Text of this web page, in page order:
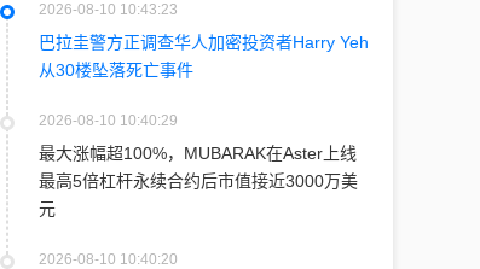
2026-08-10 10:43:23
巴拉圭警方正调查华人加密投资者Harry Yeh
从30楼坠落死亡事件
2026-08-10 10:40:29
最大涨幅超100%，MUBARAK在Aster上线
最高5倍杠杆永续合约后市值接近3000万美
元
2026-08-10 10:40:20